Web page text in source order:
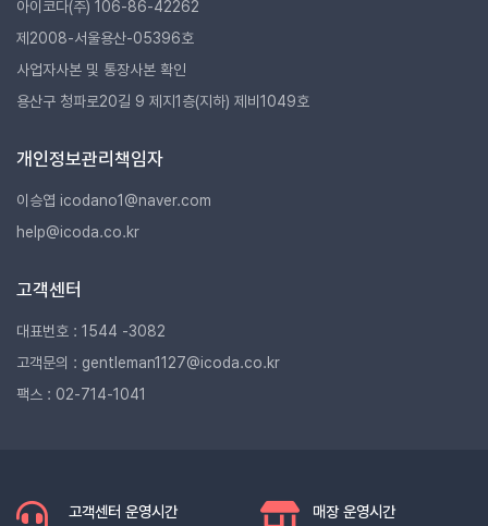
아이코다(주) 106-86-42262
제2008-서울용산-05396호
사업자사본 및 통장사본 확인
용산구 청파로20길 9 제지1층(지하) 제비1049호
개인정보관리책임자
이승엽 icodano1@naver.com
help@icoda.co.kr
고객센터
대표번호 : 1544 -3082
고객문의 : gentleman1127@icoda.co.kr
팩스 : 02-714-1041
고객센터 운영시간 매장 운영시간